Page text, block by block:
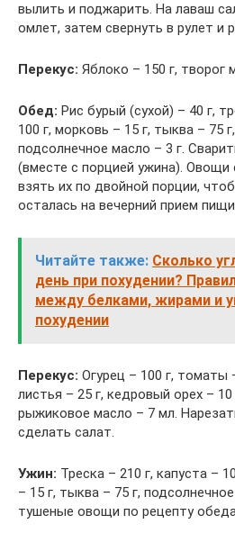
вылить и поджарить. На лаваш
омлет, затем свернуть в рулет и
Перекус: Яблоко – 150 г, творог
Обед: Рис бурый (сухой) – 40 г,
100 г, морковь – 15 г, тыква – 75
подсолнечное масло – 3 г.
(вместе с порцией ужина).
взять их по двойной порции,
осталась на вечерний прием
Читайте также: Сколько
день при похудении?
между белками, жирами и
похудении
Перекус: Огурец – 100 г, томаты
листья – 25 г, кедровый орех – 10
рыжиковое масло – 7 мл.
сделать салат.
Ужин: Треска – 210 г, капуста –
– 15 г, тыква – 75 г,
тушеные овощи по рецепту